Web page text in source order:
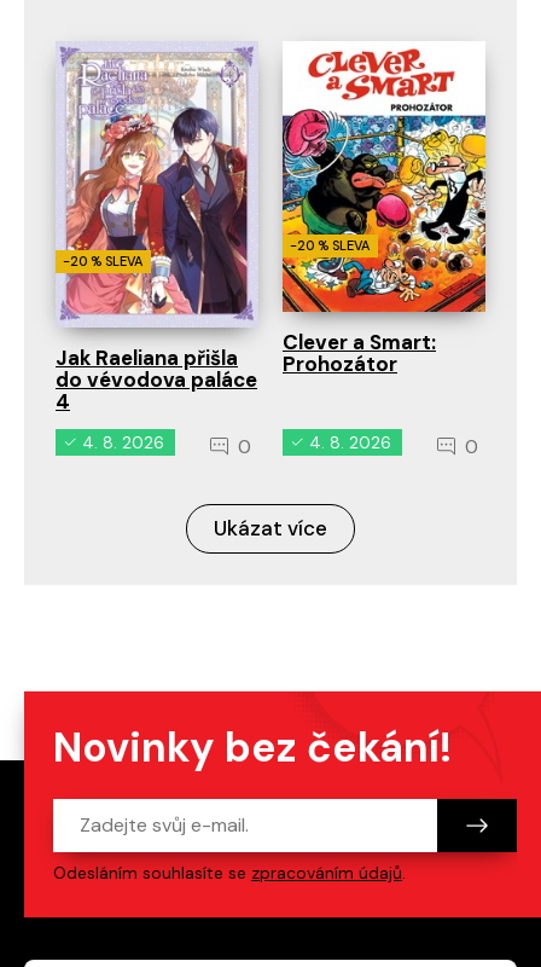
-20 % SLEVA
Jak Raeliana přišla
do vévodova paláce
4
4. 8. 2026 0
-20 % SLEVA
Clever a Smart:
Prohozátor
4. 8. 2026 0
Ukázat více
Novinky bez čekání!
Odesláním souhlasíte se zpracováním údajů.